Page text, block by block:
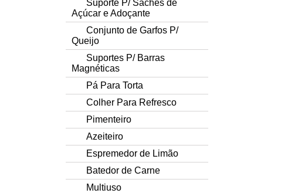
Suporte P/ Sachês de
Açúcar e Adoçante
Conjunto de Garfos P/
Queijo
Suportes P/ Barras
Magnéticas
Pá Para Torta
Colher Para Refresco
Pimenteiro
Azeiteiro
Espremedor de Limão
Batedor de Carne
Multiuso